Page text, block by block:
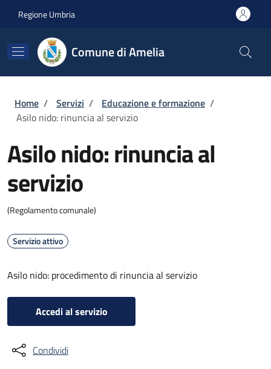
Regione Umbria
Comune di Amelia
Briciole di pane
Home / Servizi / Educazione e formazione /
Asilo nido: rinuncia al servizio
Asilo nido: rinuncia al
servizio
(Regolamento comunale)
Servizio attivo
Asilo nido: procedimento di rinuncia al servizio
Accedi al servizio
Condividi